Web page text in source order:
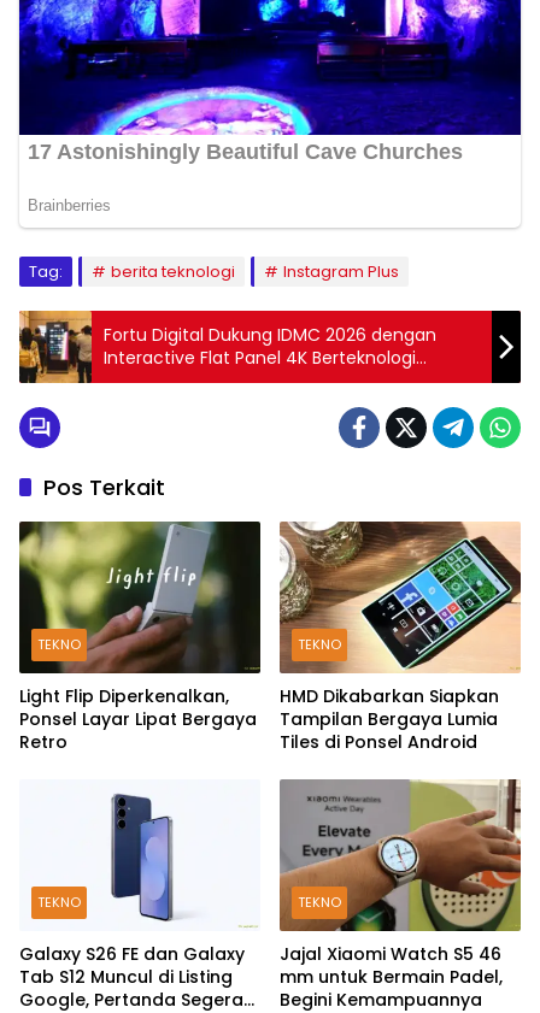
Tag: berita teknologi Instagram Plus
Fortu Digital Dukung IDMC 2026 dengan
Interactive Flat Panel 4K Berteknologi
Canggih
Pos Terkait
TEKNO
Light Flip Diperkenalkan,
Ponsel Layar Lipat Bergaya
Retro
TEKNO
HMD Dikabarkan Siapkan
Tampilan Bergaya Lumia
Tiles di Ponsel Android
TEKNO
Galaxy S26 FE dan Galaxy
Tab S12 Muncul di Listing
Google, Pertanda Segera
TEKNO
Jajal Xiaomi Watch S5 46
mm untuk Bermain Padel,
Begini Kemampuannya